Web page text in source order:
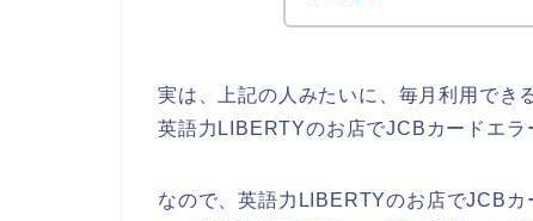
実は、上記の人みたいに、毎月利用でき
英語力LIBERTYのお店でJCBカードエラ
なので、英語力LIBERTYのお店でJCB